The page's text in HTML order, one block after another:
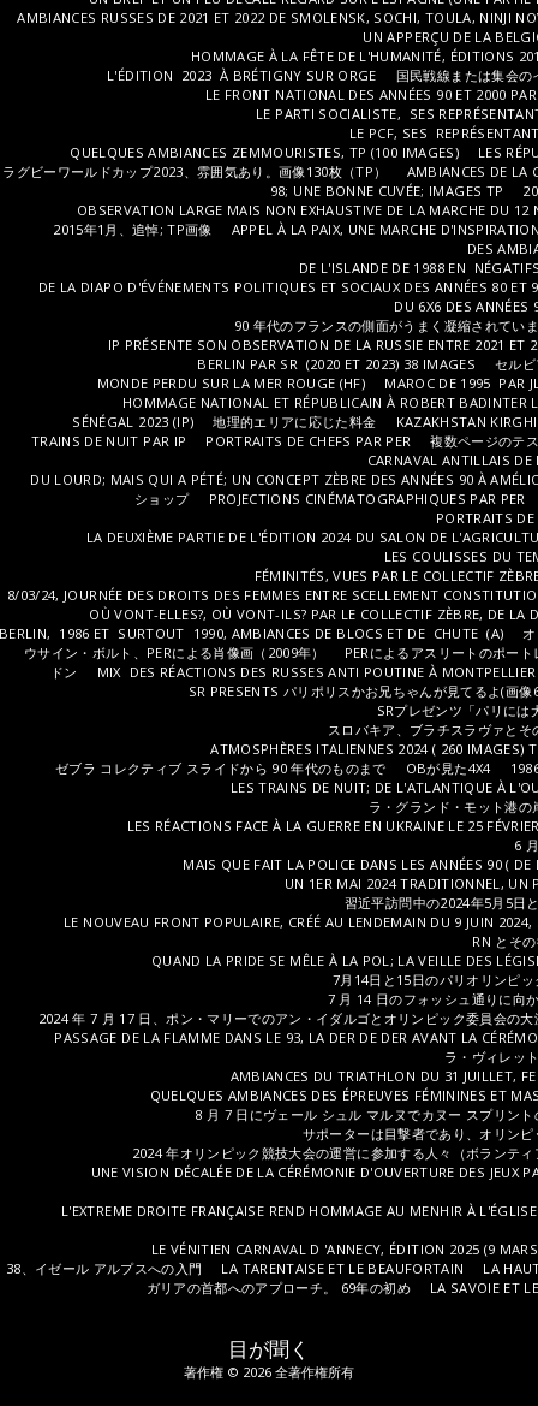
目が聞く
著作権 © 2026 全著作権所有
AMBIANCES RUSSES DE 2021 ET 2022 DE SMOLENSK, SOCHI, TOULA, NINJI
UN APPERÇU DE LA
HOMMAGE À LA FÊTE DE L'HUMANITÉ, ÉDITIONS
L'ÉDITION 2023 À BRÉTIGNY SUR ORGE
国民戦線または集会
LE FRONT NATIONAL DES ANNÉES 90 ET 2000
LE PARTI SOCIALISTE, SES
LE PCF, SES
QUELQUES AMBIANCES ZEMMOURISTES, TP (100 IMAGES)
LES
ラグビーワールドカップ2023、雰囲気あり。画像130枚（TP）
AMBIANCES DE LA
98; UNE BONNE CUVÉE; IMAGES TP
OBSERVATION LARGE MAIS NON EXHAUSTIVE DE LA MARCHE DU
2015年1月、追悼; TP画像
APPEL À LA PAIX, UNE MARCHE
DES
DE L'ISLANDE DE 1988 EN
DE LA DIAPO D'ÉVÉNEMENTS POLITIQUES ET SOCIAUX DES ANNÉES 80 ET
DU 6X6 DES ANNÉES
90 年代のフランスの側面がうまく凝縮されてい
IP PRÉSENTE SON OBSERVATION DE LA RUSSIE ENTRE 2021 ET
BERLIN PAR SR (2020 ET 2023) 38 IMAGES
セル
MONDE PERDU SUR LA MER ROUGE (HF)
MAROC DE 1995 PAR
HOMMAGE NATIONAL ET RÉPUBLICAIN À ROBERT BADINTER
SÉNÉGAL 2023 (IP)
地理的エリアに応じた料金
KAZAKHSTAN
TRAINS DE NUIT PAR IP
PORTRAITS DE CHEFS PAR PER
複数ページのテ
CARNAVAL ANTILLAIS
DU LOURD; MAIS QUI A PÉTÉ; UN CONCEPT ZÈBRE DES ANNÉES 90 À
ショップ
PROJECTIONS CINÉMATOGRAPHIQUES PAR PER
PORTRAITS
LA DEUXIÈME PARTIE DE L'ÉDITION 2024 DU SALON DE
LES COULISSES DU
FÉMINITÉS, VUES PAR LE COLLECTIF
8/03/24, JOURNÉE DES DROITS DES FEMMES ENTRE SCELLEMENT
OÙ VONT-ELLES?, OÙ VONT-ILS? PAR LE COLLECTIF ZÈBRE, DE LA
BERLIN, 1986 ET SURTOUT 1990, AMBIANCES DE BLOCS ET DE CHUTE (A)
ウサイン・ボルト、PERによる肖像画（2009年）
PERによるアスリートのポート
ドン
MIX DES RÉACTIONS DES RUSSES ANTI POUTINE À
SR PRESENTS パリポリスかお兄ちゃんが見てるよ(画像
SRプレゼンツ「パリには
スロバキア、ブラチスラヴァと
ATMOSPHÈRES ITALIENNES 2024 ( 260 IMAGES)
ゼブラ コレクティブ スライドから 90 年代のものまで
OBが見た4X4
LES TRAINS DE NUIT; DE L'ATLANTIQUE À
ラ・グランド・モット港
LES RÉACTIONS FACE À LA GUERRE EN UKRAINE LE 25
6
MAIS QUE FAIT LA POLICE DANS LES ANNÉES 90 (
UN 1ER MAI 2024 TRADITIONNEL, UN
習近平訪問中の2024年5月5日
LE NOUVEAU FRONT POPULAIRE, CRÉÉ AU LENDEMAIN DU 9 JUIN
RN とそ
QUAND LA PRIDE SE MÊLE À LA POL; LA VEILLE DES
7月14日と15日のパリオリンピ
7 月 14 日のフォッシュ通りに向
2024 年 7 月 17 日、ポン・マリーでのアン・イダルゴとオリンピック委員会の
PASSAGE DE LA FLAMME DANS LE 93, LA DER DE DER AVANT LA
ラ・ヴィレッ
AMBIANCES DU TRIATHLON DU 31 JUILLET,
QUELQUES AMBIANCES DES ÉPREUVES FÉMININES ET
8 月 7 日にヴェール シュル マルヌでカヌー スプリン
サポーターは目撃者であり、オリン
2024 年オリンピック競技大会の運営に参加する人々（ボランテ
UNE VISION DÉCALÉE DE LA CÉRÉMONIE D'OUVERTURE DES JEUX
L'EXTREME DROITE FRANÇAISE REND HOMMAGE AU MENHIR À
LE VÉNITIEN CARNAVAL D 'ANNECY, ÉDITION 2025 (9
38、イゼール アルプスへの入門
LA TARENTAISE ET LE BEAUFORTAIN
LA
ガリアの首都へのアプローチ。 69年の初め
LA SAVOIE ET